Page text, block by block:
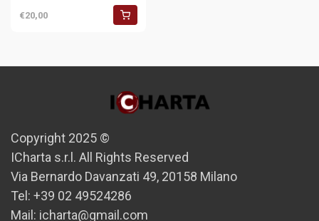
€20,00
Copyright 2025 ©
ICharta s.r.l. All Rights Reserved
Via Bernardo Davanzati 49, 20158 Milano
Tel: +39 02 49524286
Mail: icharta@gmail.com